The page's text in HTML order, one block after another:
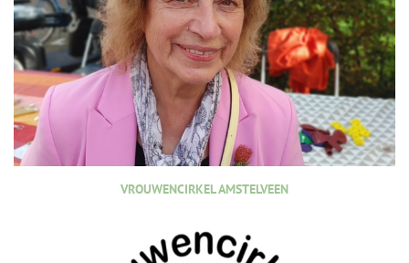
VROUWENCIRKEL AMSTELVEEN